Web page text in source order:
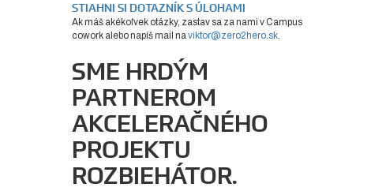
STIAHNI SI DOTAZNÍK S ÚLOHAMI
Ak máš akékoľvek otázky, zastav sa za nami v Campus
cowork alebo napíš mail na viktor@zero2hero.sk.
SME HRDÝM
PARTNEROM
AKCELERAČNÉHO
PROJEKTU
ROZBIEHÁTOR.